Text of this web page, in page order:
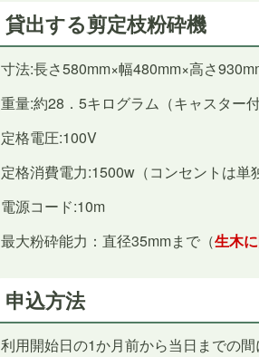
貸出する剪定枝粉砕機
寸法:長さ580mm×幅480mm×高さ
重量:約28．5キログラム（キャスター付
定格電圧:100V
定格消費電力:1500w（コンセントは単
電源コード:10m
最大粉砕能力：直径35mmまで（生木に
申込方法
利用開始日の1か月前から当日までの